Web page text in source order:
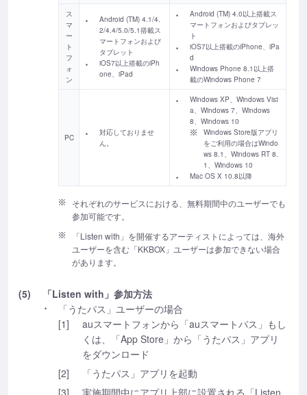
ス
マ
ー
ト
フ
ォ
ン
Android (TM) 4.1/4.
2/4.4/5.0/5.1搭載ス
マートフォンおよび
タブレット
iOS7以上搭載のiPh
one、iPad
Android (TM) 4.0以上搭載ス
マートフォンおよびタブレッ
ト
iOS7以上搭載のiPhone、iPa
d
Windows Phone 8.1以上搭
載のWindows Phone 7
PC
対応しておりませ
ん。
Windows XP、Windows Vist
a、Windows 7、Windows
8、Windows 10
Windows Store版アプリ
をご利用の場合はWindo
ws 8.1、Windows RT 8.
1、Windows 10
Mac OS X 10.8以降
それぞれのサービスにおける、無料期間中のユーザーでも
参加可能です。
「Listen with」を開催するアーティストによっては、海外
ユーザーを含む「KKBOX」ユーザーは参加できない場合
があります。
(5)
「Listen with」参加方法
「うたパス」ユーザーの場合
[1]
auスマートフォンから「auスマートパス」もし
くは、「App Store」から「うたパス」アプリ
をダウンロード
[2]
「うたパス」アプリを起動